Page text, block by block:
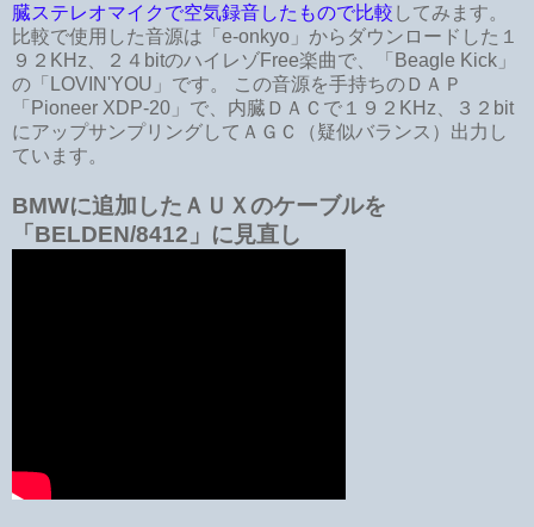
臓ステレオマイクで空気録音したもので比較 してみます。
比較で使用した音源は「e-onkyo」からダウンロードした１
９２KHz、２４bitのハイレゾFree楽曲で、「Beagle Kick」
の「LOVIN'YOU」です。 この音源を手持ちのＤＡＰ
「Pioneer XDP-20」で、内臓ＤＡＣで１９２KHz、３２bit
にアップサンプリングしてＡＧＣ（疑似バランス）出力し
ています。
BMWに追加したＡＵＸのケーブルを
「BELDEN/8412」に見直し